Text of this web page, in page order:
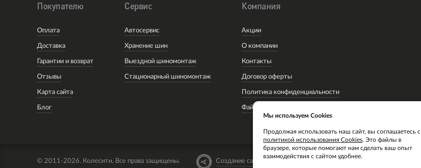
Покупателю
Оплата
Доставка
Гарантии и возврат
Отзывы
Карта сайта
Блог
Сервис
Автосервис
Хранение шин
Выездной шиномонтаж
Стационарный шиномонтаж
Компания
Акции
О компании
Контакты
Договор оферты
Политика конфиденциальности
Файлы cookie
© 2011-2026. Колесити. Все права защищены. Создание сайта
Мы используем Cookies
Продолжая использовать наш сайт, вы соглашаетесь с
политикой использования Cookies. Это файлы в
браузере, которые помогают нам сделать ваш опыт
взаимодействия с сайтом удобнее.